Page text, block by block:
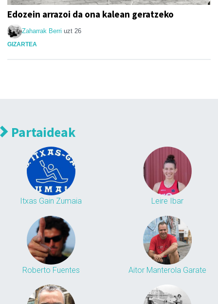
Edozein arrazoi da ona kalean geratzeko
Zaharrak Berri uzt 26
GIZARTEA
Partaideak
Itxas Gain Zumaia Leire Ibar
Roberto Fuentes Aitor Manterola Garate